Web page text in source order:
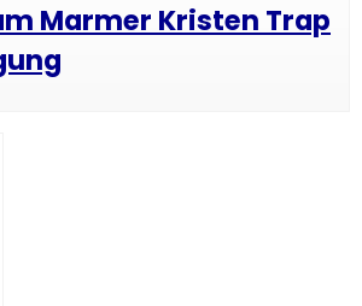
Marmer Kristen Trap